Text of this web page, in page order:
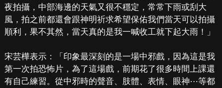
夜拍攝，中部海邊的天氣又很不穩定，常常下雨或刮大
風，拍之前都還會跟神明祈求希望保佑我們當天可以拍攝
順利，果不其然，當天真的是我一喊收工就下起大雨！」
宋芸樺表示：「印象最深刻的是一場中邪戲，因為這是我
第一次拍恐怖片，為了這場戲，前期花了很多時間上課還
有自己練習。從中邪時的聲音、肢體、表情、眼神⋯等都